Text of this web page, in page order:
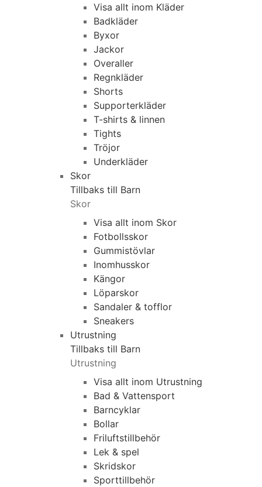
Visa allt inom Kläder
Badkläder
Byxor
Jackor
Overaller
Regnkläder
Shorts
Supporterkläder
T-shirts & linnen
Tights
Tröjor
Underkläder
Skor
Tillbaks till Barn
Skor
Visa allt inom Skor
Fotbollsskor
Gummistövlar
Inomhusskor
Kängor
Löparskor
Sandaler & tofflor
Sneakers
Utrustning
Tillbaks till Barn
Utrustning
Visa allt inom Utrustning
Bad & Vattensport
Barncyklar
Bollar
Friluftstillbehör
Lek & spel
Skridskor
Sporttillbehör